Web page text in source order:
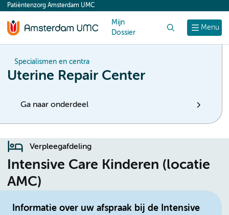
content
Menu
Patiëntenzorg Amsterdam UMC
Mijn
Dossier
Specialismen en centra
Uterine Repair Center
Ga naar onderdeel
Verpleegafdeling
Intensive Care Kinderen (locatie
AMC)
Informatie over uw afspraak bij de Intensive